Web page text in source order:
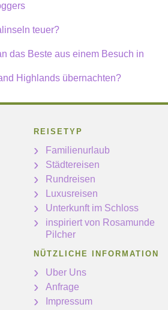
teuer?
das Beste aus einem Besuch in
Highlands übernachten?
REISETYP
Familienurlaub
Städtereisen
Rundreisen
Luxusreisen
Unterkunft im Schloss
inspiriert von Rosamunde
Pilcher
NÜTZLICHE INFORMATION
Uber Uns
Anfrage
Impressum